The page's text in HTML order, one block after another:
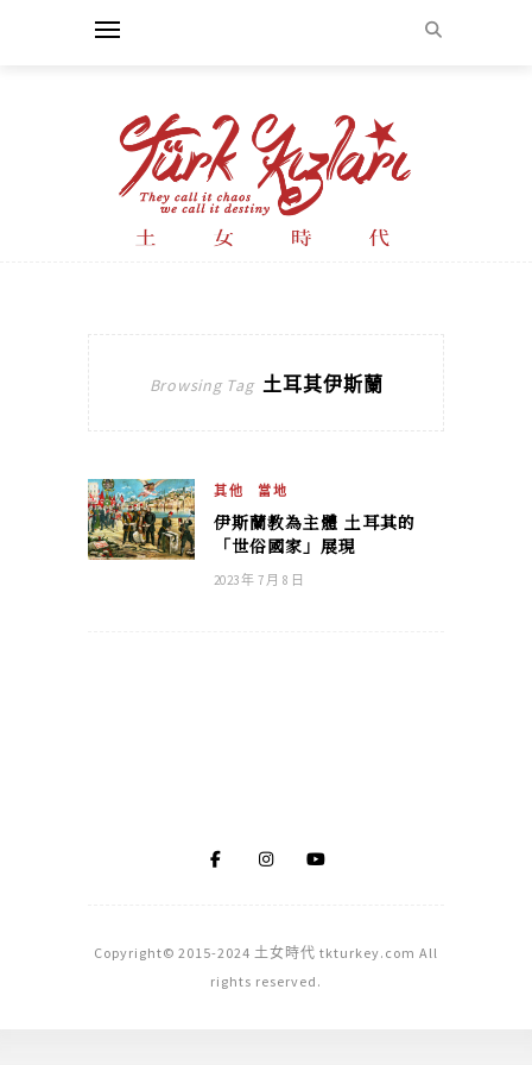
Browsing Tag 土耳其伊斯蘭
其他 當地
伊斯蘭教為主體 土耳其的
「世俗國家」展現
2023 年 7 月 8 日
Copyright© 2015-2024 土女時代 tkturkey.com All
rights reserved.